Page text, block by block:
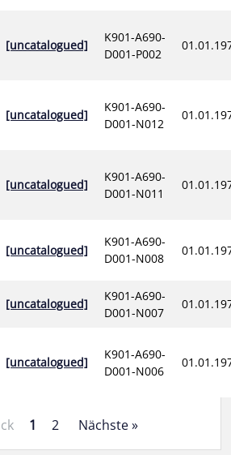
[uncatalogued]
K901-A690-
D001-P002
[uncatalogued]
K901-A690-
D001-N012
[uncatalogued]
K901-A690-
D001-N011
[uncatalogued]
K901-A690-
D001-N008
[uncatalogued]
K901-A690-
D001-N007
[uncatalogued]
K901-A690-
D001-N006
1 2 Nächste »